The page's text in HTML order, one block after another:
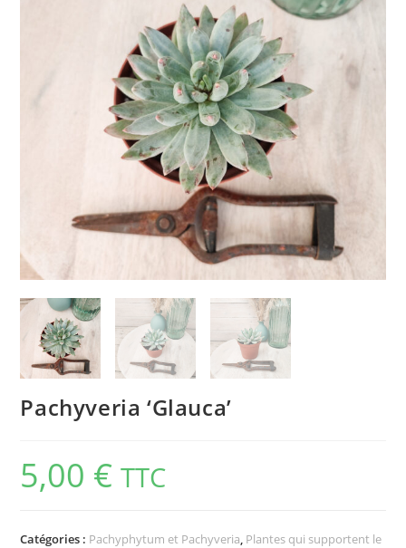
Pachyveria ‘Glauca’
5,00 € TTC
Catégories : Pachyphytum et Pachyveria, Plantes qui supportent le